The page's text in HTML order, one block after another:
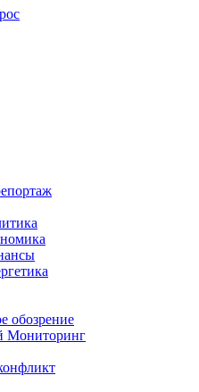
обозрение
Мониторинг